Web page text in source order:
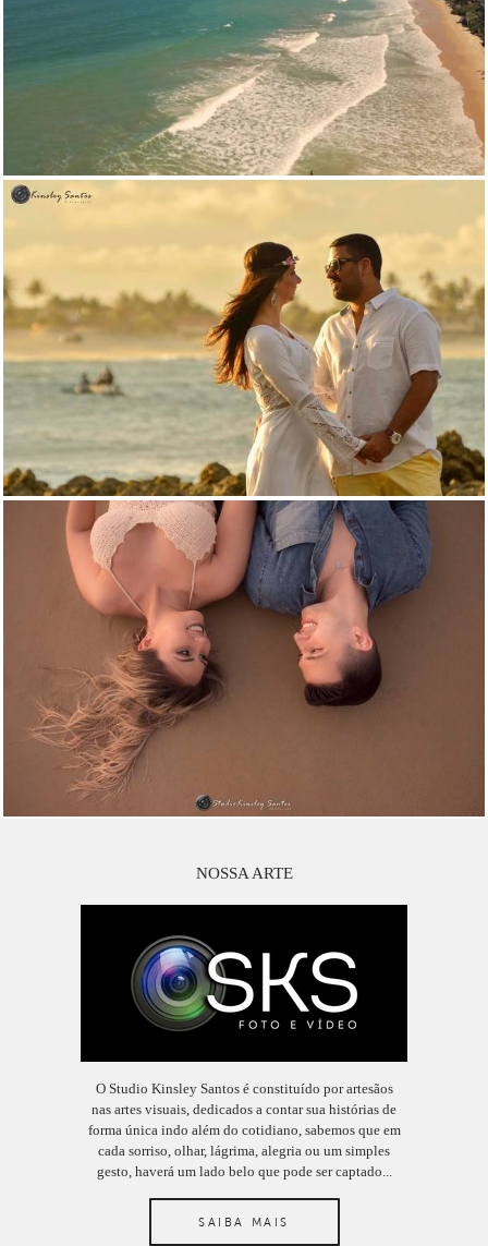
NOSSA ARTE
O Studio Kinsley Santos é constituído por artesãos
nas artes visuais, dedicados a contar sua histórias de
forma única indo além do cotidiano, sabemos que em
cada sorriso, olhar, lágrima, alegria ou um simples
gesto, haverá um lado belo que pode ser captado...
SAIBA MAIS